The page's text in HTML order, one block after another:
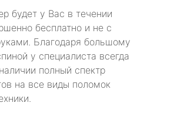
проспект
Донского
будет у Вас в течении
бесплатно и не с
Благодаря большому
у специалиста всегда
полный спектр
на все виды поломок